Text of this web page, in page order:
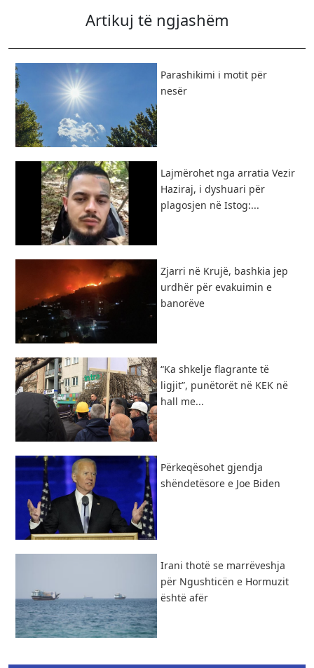
Artikuj të ngjashëm
Parashikimi i motit për
nesër
Lajmërohet nga arratia Vezir
Haziraj, i dyshuari për
plagosjen në Istog:...
Zjarri në Krujë, bashkia jep
urdhër për evakuimin e
banorëve
“Ka shkelje flagrante të
ligjit”, punëtorët në KEK në
hall me...
Përkeqësohet gjendja
shëndetësore e Joe Biden
Irani thotë se marrëveshja
për Ngushticën e Hormuzit
është afër